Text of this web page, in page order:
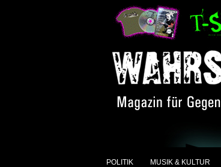
POLITIK MUSIK & KULTUR